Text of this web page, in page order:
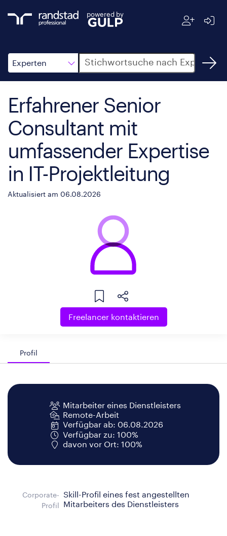
powered by
Experten
Suche
Erfahrener Senior
Consultant mit
umfassender Expertise
in IT-Projektleitung
Aktualisiert am 06.08.2026
Freelancer kontaktieren
Profil
Mitarbeiter eines Dienstleisters
Remote-Arbeit
Verfügbar ab: 06.08.2026
Verfügbar zu: 100%
davon vor Ort: 100%
Corporate-
Profil
Skill-Profil eines fest angestellten
Mitarbeiters des Dienstleisters